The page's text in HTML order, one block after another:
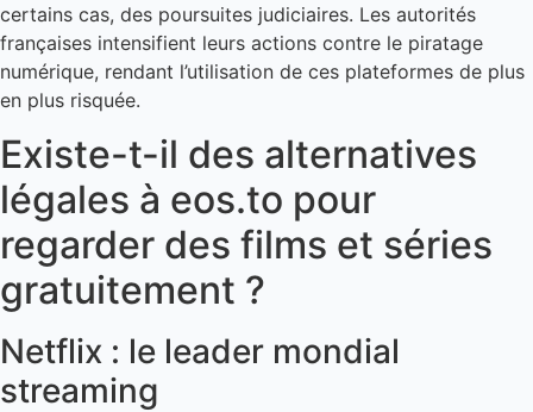
certains cas, des poursuites judiciaires. Les autorités
françaises intensifient leurs actions contre le piratage
numérique, rendant l’utilisation de ces plateformes de plus
en plus risquée.
Existe-t-il des alternatives
légales à eos.to pour
regarder des films et séries
gratuitement ?
Netflix : le leader mondial
streaming